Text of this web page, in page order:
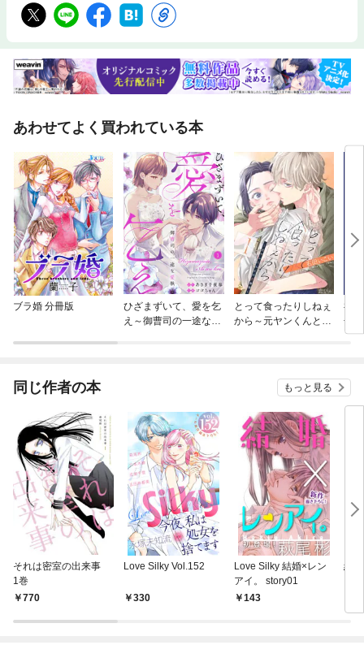
あわせてよく買われている本
ブラ婚 分冊版
ひざまずいて、愛を乞
え～御曹司の一途な愛
とって食ったりしねぇ
から～元ヤンくんとの
神
冊
同じ作者の本 もっと見る
それは密室の出来事
1巻
770
Love Silky Vol.152
330
Love Silky 結婚×レン
アイ。 story01
143
結